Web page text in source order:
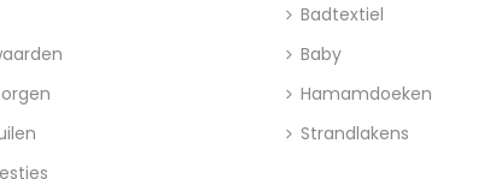
Badtextiel
Baby
Hamamdoeken
Strandlakens